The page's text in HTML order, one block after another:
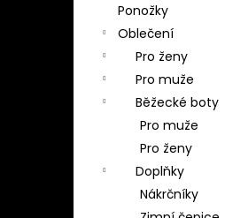
Ponožky
Oblečení
Pro ženy
Pro muže
Běžecké boty
Pro muže
Pro ženy
Doplňky
Nákrčníky